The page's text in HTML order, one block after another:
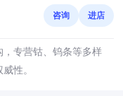
咨询 进店
，专营钴、钨条等多样
性。